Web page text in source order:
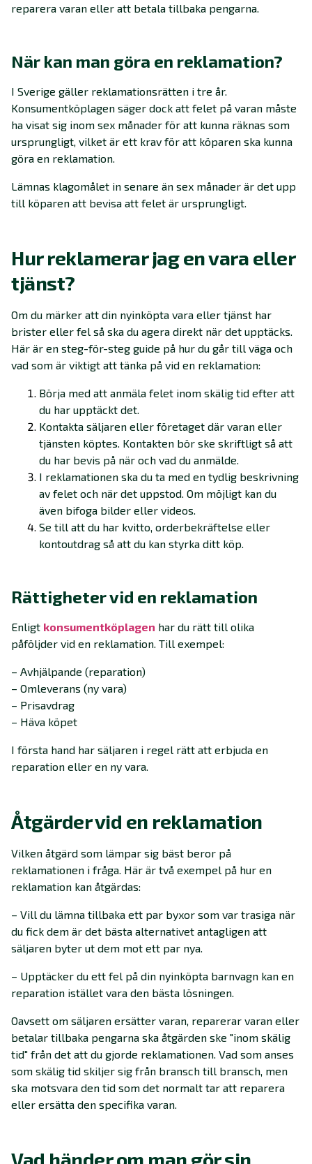
reparera varan eller att betala tillbaka pengarna.
När kan man göra en reklamation?
I Sverige gäller reklamationsrätten i tre år.
Konsumentköplagen säger dock att felet på varan måste
ha visat sig inom sex månader för att kunna räknas som
ursprungligt, vilket är ett krav för att köparen ska kunna
göra en reklamation.
Lämnas klagomålet in senare än sex månader är det upp
till köparen att bevisa att felet är ursprungligt.
Hur reklamerar jag en vara eller
tjänst?
Om du märker att din nyinköpta vara eller tjänst har
brister eller fel så ska du agera direkt när det upptäcks.
Här är en steg-för-steg guide på hur du går till väga och
vad som är viktigt att tänka på vid en reklamation:
Börja med att anmäla felet inom skälig tid efter att
du har upptäckt det.
Kontakta säljaren eller företaget där varan eller
tjänsten köptes. Kontakten bör ske skriftligt så att
du har bevis på när och vad du anmälde.
I reklamationen ska du ta med en tydlig beskrivning
av felet och när det uppstod. Om möjligt kan du
även bifoga bilder eller videos.
Se till att du har kvitto, orderbekräftelse eller
kontoutdrag så att du kan styrka ditt köp.
Rättigheter vid en reklamation
Enligt konsumentköplagen har du rätt till olika
påföljder vid en reklamation. Till exempel:
– Avhjälpande (reparation)
– Omleverans (ny vara)
– Prisavdrag
– Häva köpet
I första hand har säljaren i regel rätt att erbjuda en
reparation eller en ny vara.
Åtgärder vid en reklamation
Vilken åtgärd som lämpar sig bäst beror på
reklamationen i fråga. Här är två exempel på hur en
reklamation kan åtgärdas:
– Vill du lämna tillbaka ett par byxor som var trasiga när
du fick dem är det bästa alternativet antagligen att
säljaren byter ut dem mot ett par nya.
– Upptäcker du ett fel på din nyinköpta barnvagn kan en
reparation istället vara den bästa lösningen.
Oavsett om säljaren ersätter varan, reparerar varan eller
betalar tillbaka pengarna ska åtgärden ske "inom skälig
tid" från det att du gjorde reklamationen. Vad som anses
som skälig tid skiljer sig från bransch till bransch, men
ska motsvara den tid som det normalt tar att reparera
eller ersätta den specifika varan.
Vad händer om man gör sin